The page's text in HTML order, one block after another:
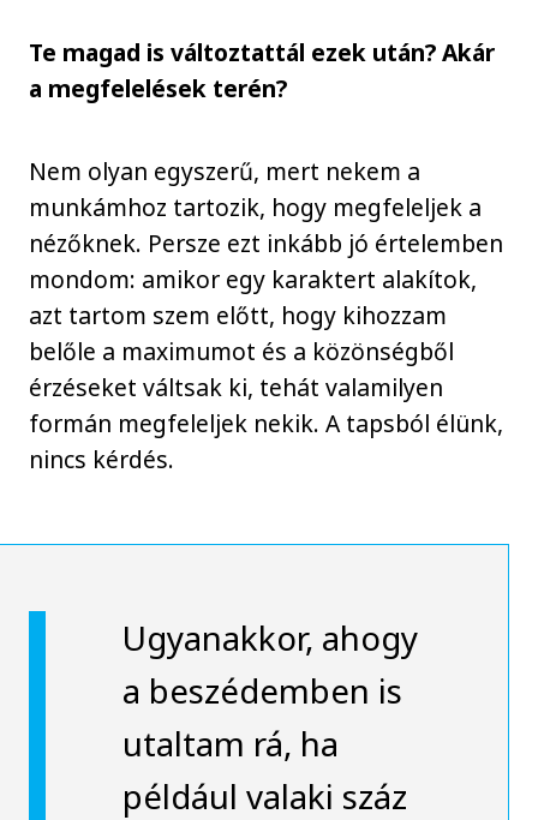
Te magad is változtattál ezek után? Akár
a megfelelések terén?
Nem olyan egyszerű, mert nekem a
munkámhoz tartozik, hogy megfeleljek a
nézőknek. Persze ezt inkább jó értelemben
mondom: amikor egy karaktert alakítok,
azt tartom szem előtt, hogy kihozzam
belőle a maximumot és a közönségből
érzéseket váltsak ki, tehát valamilyen
formán megfeleljek nekik. A tapsból élünk,
nincs kérdés.
Ugyanakkor, ahogy
a beszédemben is
utaltam rá, ha
például valaki száz